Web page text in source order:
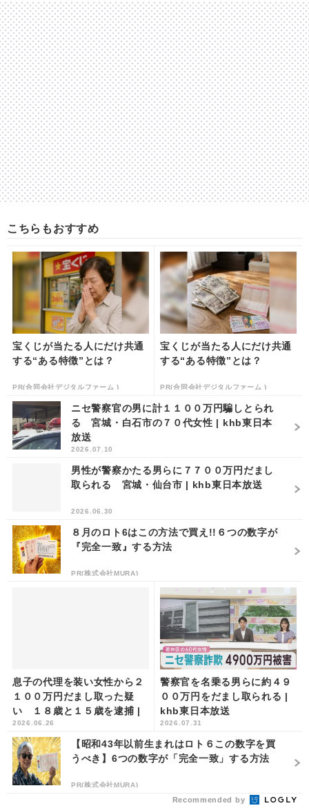
こちらもおすすめ
宝くじが当たる人にだけ共通
する“ある特徴”とは？
PR(合同会社デジタルファーム )
宝くじが当たる人にだけ共通
する“ある特徴”とは？
PR(合同会社デジタルファーム )
ニセ警察官の男に計１１００万円騙しとられ
る 宮城・白石市の７０代女性 | khb東日本
放送
2026.07.10
男性が警察かたる男らに７７００万円だまし
取られる 宮城・仙台市 | khb東日本放送
2026.06.30
８月のロト6はこの方法で買え!!６つの数字が
『完全一致』する方法
PR(株式会社MURA)
息子の代理を装い女性から２
１００万円だまし取った疑
い １８歳と１５歳を逮捕 |
khb東日本放送
2026.06.26
警察官を名乗る男らに約４９
００万円をだまし取られる |
khb東日本放送
2026.07.31
【昭和43年以前生まれはロト６この数字を買
うべき】6つの数字が「完全一致」する方法
PR(株式会社MURA)
Recommended by